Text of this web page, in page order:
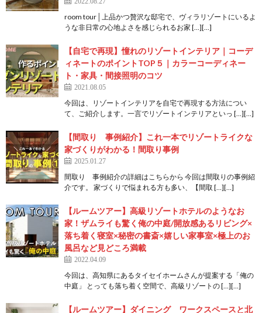
room tour│上品かつ贅沢な邸宅で、ヴィラリゾートにいるよ
うな非日常の心地よさを感じられるお家 […][…]
【自宅で再現】憧れのリゾートインテリア｜コーデ
ィネートのポイントTOP５｜カラーコーディネー
ト・家具・間接照明のコツ
2021.08.05
今回は、リゾートインテリアを自宅で再現する方法につい
て、ご紹介します。一言でリゾートインテリアといっ […][…]
【間取り 事例紹介】これ一本でリゾートライクな
家づくりがわかる！間取り事例
2025.01.27
間取り 事例紹介の詳細はこちらから 今回は間取りの事例紹
介です。 家づくりで悩まれる方も多い、【間取 […][…]
【ルームツアー】高級リゾートホテルのようなお
家！ザムライも驚く俺の中庭/開放感あるリビング×
落ち着く寝室×秘密の書斎×嬉しい家事室×極上のお
風呂など見どころ満載
2022.04.09
今回は、高知県にあるタイセイホームさんが提案する「俺の
中庭」 とっても落ち着く空間で、高級リゾートの […][…]
【ルームツアー】ダイニング ワークスペースと北